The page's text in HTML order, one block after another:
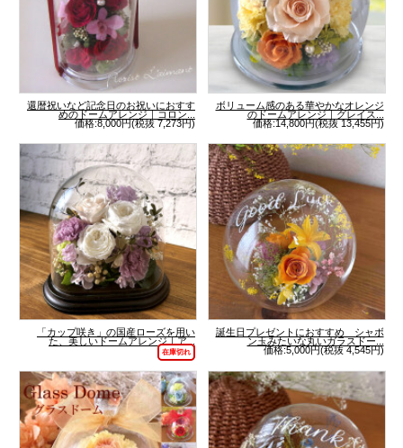
還暦祝いなど記念日のお祝いにおすす
めのドームアレンジ｜コロン...
価格:8,000円(税抜 7,273円)
ボリューム感のある華やかなオレンジ
のドームアレンジ｜グレイス...
価格:14,800円(税抜 13,455円)
「カップ咲き」の国産ローズを用い
た、美しいドームアレンジ｜ア...
在庫切れ
誕生日プレゼントにおすすめ シャボ
ン玉みたいな丸いガラスドー...
価格:5,000円(税抜 4,545円)